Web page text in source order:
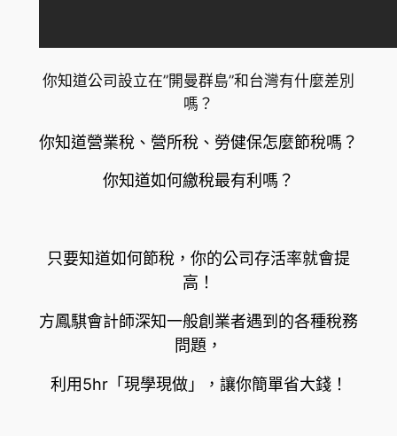
你知道公司設立在”開曼群島”和台灣有什麼差別
嗎？
你知道營業稅、營所稅、勞健保怎麼節稅嗎？
你知道如何繳稅最有利嗎？
只要知道如何節稅，你的公司存活率就會提
高！
方鳳騏會計師深知一般創業者遇到的各種稅務
問題，
利用5hr「現學現做」，讓你簡單省大錢！